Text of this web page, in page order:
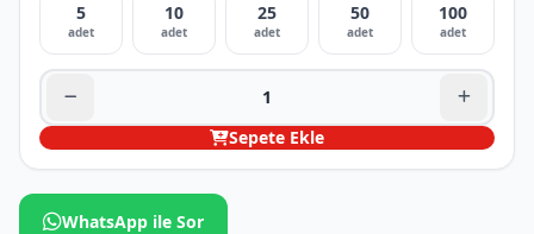
5
adet
10
adet
25
adet
50
adet
100
adet
Sepete Ekle
WhatsApp ile Sor